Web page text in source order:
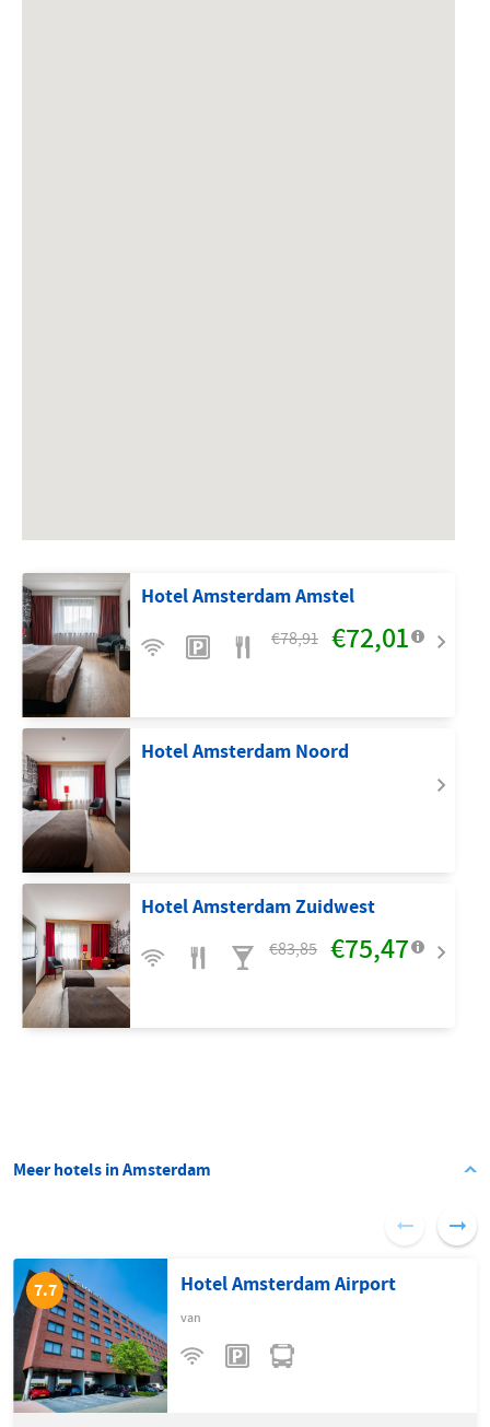
Hotel Amsterdam Amstel
€78,91 €72,01
Hotel Amsterdam Noord
Hotel Amsterdam Zuidwest
€83,85 €75,47
Meer hotels in Amsterdam
7.7 Hotel Amsterdam Airport
van